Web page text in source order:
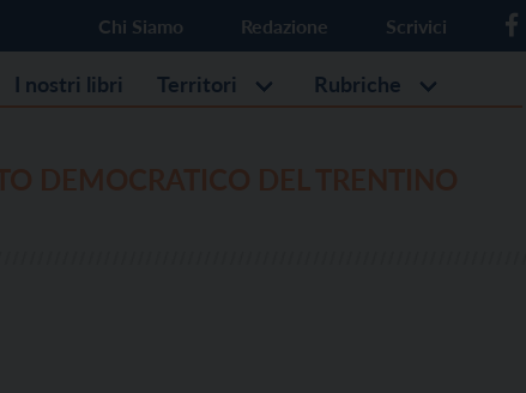
Chi Siamo Redazione Scrivici
I nostri libri Territori Rubriche